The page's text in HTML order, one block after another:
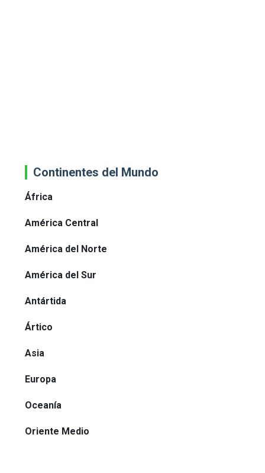
Continentes del Mundo
África
América Central
América del Norte
América del Sur
Antártida
Ártico
Asia
Europa
Oceanía
Oriente Medio